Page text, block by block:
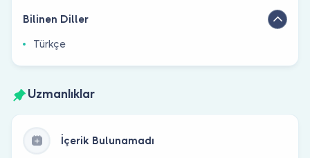
Bilinen Diller
Türkçe
Uzmanlıklar
İçerik Bulunamadı